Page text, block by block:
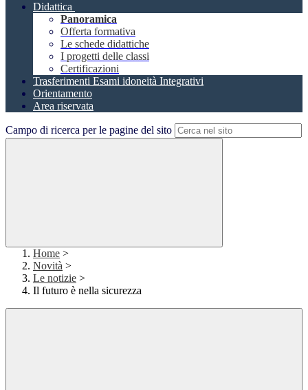
Didattica
Panoramica
Offerta formativa
Le schede didattiche
I progetti delle classi
Certificazioni
Trasferimenti Esami idoneità Integrativi
Orientamento
Area riservata
Campo di ricerca per le pagine del sito
Home >
Novità >
Le notizie >
Il futuro è nella sicurezza